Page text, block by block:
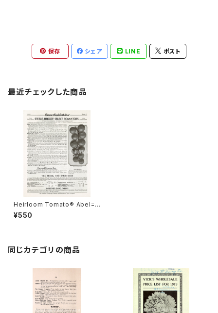
保存 シェア LINE ポスト
最近チェックした商品
Heirloom Tomato® Abel=A
bel Early エアルーム・トマト・
アベル
¥550
同じカテゴリの商品